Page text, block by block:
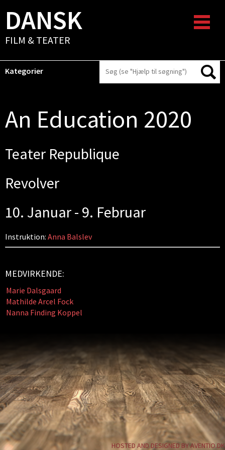
DANSK
FILM & TEATER
Kategorier
An Education 2020
Teater Republique
Revolver
10. Januar - 9. Februar
Instruktion: Anna Balslev
MEDVIRKENDE:
Marie Dalsgaard
Mathilde Arcel Fock
Nanna Finding Koppel
HOSTED AND DESIGNED BY AVENTIO.DK